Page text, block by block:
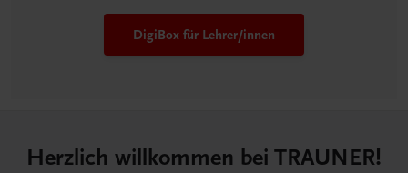
DigiBox für Lehrer/innen
Herzlich willkommen bei TRAUNER!